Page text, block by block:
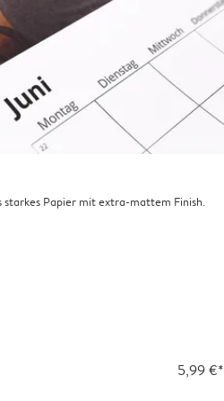
starkes Papier mit extra-mattem Finish.
5,99 €*